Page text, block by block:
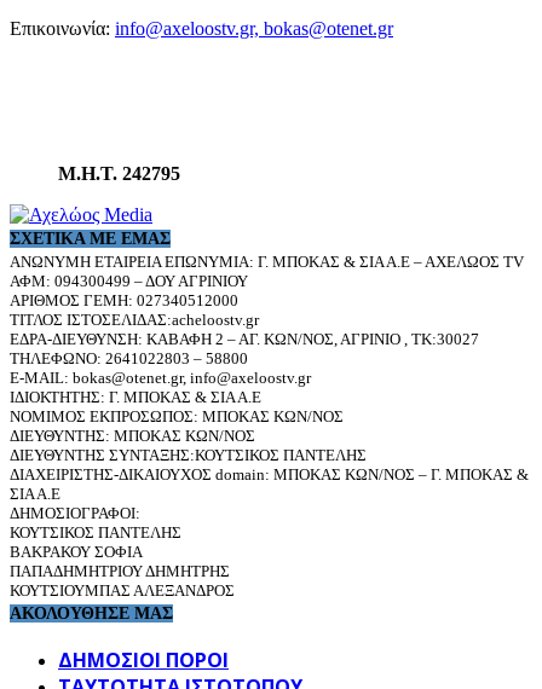
Επικοινωνία: info@axeloostv.gr, bokas@otenet.gr
Μ.Η.Τ. 242795
ΣΧΕΤΙΚΆ ΜΕ ΕΜΆΣ
ΑΝΩΝΥΜΗ ΕΤΑΙΡΕΙΑ ΕΠΩΝΥΜΙΑ: Γ. ΜΠΟΚΑΣ & ΣΙΑ Α.Ε – ΑΧΕΛΩΟΣ TV
ΑΦΜ: 094300499 – ΔΟΥ ΑΓΡΙΝΙΟΥ
ΑΡΙΘΜΟΣ ΓΕΜΗ: 027340512000
ΤΙΤΛΟΣ ΙΣΤΟΣΕΛΙΔΑΣ:acheloostv.gr
ΕΔΡΑ-ΔΙΕΥΘΥΝΣΗ: ΚΑΒΑΦΗ 2 – ΑΓ. ΚΩΝ/ΝΟΣ, ΑΓΡΙΝΙΟ , ΤΚ:30027
ΤΗΛΕΦΩΝΟ: 2641022803 – 58800
E-MAIL: bokas@otenet.gr, info@axeloostv.gr
ΙΔΙΟΚΤΗΤΗΣ: Γ. ΜΠΟΚΑΣ & ΣΙΑ Α.Ε
ΝΟΜΙΜΟΣ ΕΚΠΡΟΣΩΠΟΣ: ΜΠΟΚΑΣ ΚΩΝ/ΝΟΣ
ΔΙΕΥΘΥΝΤΗΣ: ΜΠΟΚΑΣ ΚΩΝ/ΝΟΣ
ΔΙΕΥΘΥΝΤΗΣ ΣΥΝΤΑΞΗΣ:ΚΟΥΤΣΙΚΟΣ ΠΑΝΤΕΛΗΣ
ΔΙΑΧΕΙΡΙΣΤΗΣ-ΔΙΚΑΙΟΥΧΟΣ domain: ΜΠΟΚΑΣ ΚΩΝ/ΝΟΣ – Γ. ΜΠΟΚΑΣ &
ΣΙΑ Α.Ε
ΔΗΜΟΣΙΟΓΡΑΦΟΙ:
ΚΟΥΤΣΙΚΟΣ ΠΑΝΤΕΛΗΣ
ΒΑΚΡΑΚΟΥ ΣΟΦΙΑ
ΠΑΠΑΔΗΜΗΤΡΙΟΥ ΔΗΜΗΤΡΗΣ
ΚΟΥΤΣΙΟΥΜΠΑΣ ΑΛΕΞΑΝΔΡΟΣ
ΑΚΟΛΟΥΘΗΣΕ ΜΑΣ
ΔΗΜΟΣΙΟΙ ΠΟΡΟΙ